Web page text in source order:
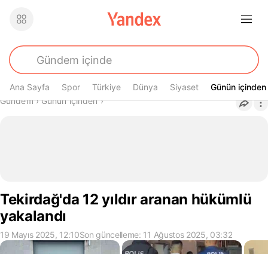
Ana Sayfa Spor Türkiye Dünya Siyaset Günün içinden
Günün içinden
Buradasın
Gündem› Günün içinden›
Tekirdağ'da 12 yıldır aranan hükümlü
yakalandı
19 Mayıs 2025, 12:10Son güncelleme: 11 Ağustos 2025, 03:32